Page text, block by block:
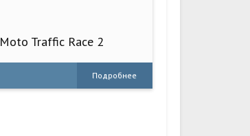
Moto Traffic Race 2
Подробнее